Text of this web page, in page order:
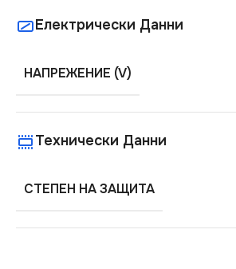
Електрически Данни
НАПРЕЖЕНИЕ (V)
Технически Данни
СТЕПЕН НА ЗАЩИТА